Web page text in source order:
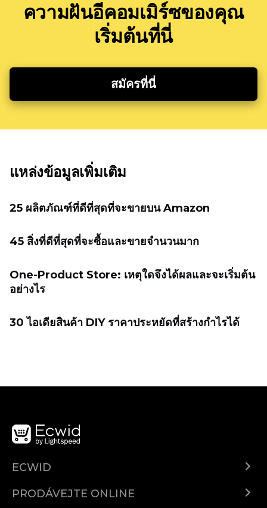
ความฝันอีคอมเมิร์ซของคุณ
เริ่มต้นที่นี่
สมัครที่นี่
แหล่งข้อมูลเพิ่มเติม
25 ผลิตภัณฑ์ที่ดีที่สุดที่จะขายบน Amazon
45 สิ่งที่ดีที่สุดที่จะซื้อและขายจำนวนมาก
One-Product Store: เหตุใดจึงได้ผลและจะเริ่มต้น
อย่างไร
30 ไอเดียสินค้า DIY ราคาประหยัดที่สร้างกำไรได้
ECWID
Ceny
PRODÁVEJTE ONLINE